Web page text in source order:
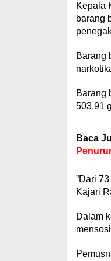
Kepala
barang
Barang
Barang
503,91
Baca
”Dari
Kajari
Dalam